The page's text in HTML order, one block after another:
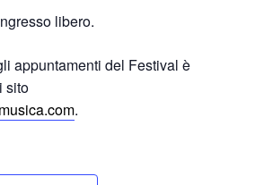
libero.
appuntamenti del Festival è
sito
.